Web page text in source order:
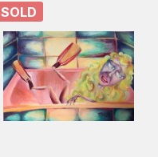
SOLD